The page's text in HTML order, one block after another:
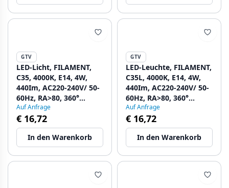
GTV
LED-Licht, FILAMENT,
C35, 4000K, E14, 4W,
440Im, AC220-240V/ 50-
60Hz, RA>80, 360°
1208962687 - Set mit 6
Auf Anfrage
€ 16,72
In den Warenkorb
GTV
LED-Leuchte, FILAMENT,
C35L, 4000K, E14, 4W,
440Im, AC220-240V/ 50-
60Hz, RA>80, 360°
1208962688 - Set mit 6
Auf Anfrage
€ 16,72
In den Warenkorb